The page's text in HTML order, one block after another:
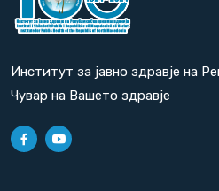
Институт за јавно здравје на
Чувар на Вашето здравје